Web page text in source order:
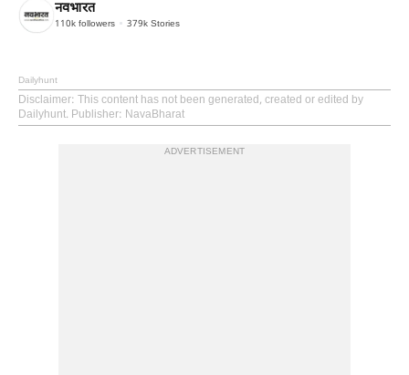
नवभारत
110k followers 379k Stories
Dailyhunt
Disclaimer: This content has not been generated, created or edited by
Dailyhunt. Publisher: NavaBharat
ADVERTISEMENT